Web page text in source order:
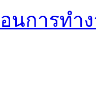
นการทำ